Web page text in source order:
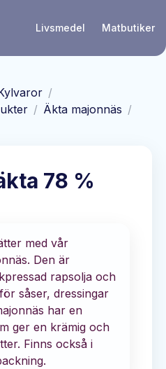
Livsmedel Matbutiker
/
/ Äkta majonnäs /
78 %
med vår
Den är
rapsolja och
såser, dressingar
har en
ger en krämig och
Finns också i